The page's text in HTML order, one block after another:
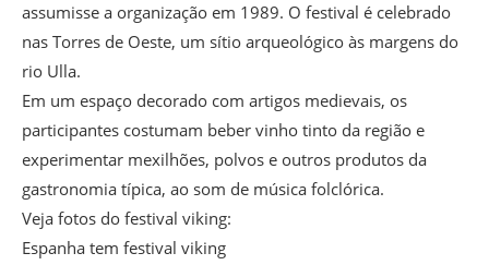
assumisse a organização em 1989. O festival é celebrado
nas Torres de Oeste, um sítio arqueológico às margens do
rio Ulla.
Em um espaço decorado com artigos medievais, os
participantes costumam beber vinho tinto da região e
experimentar mexilhões, polvos e outros produtos da
gastronomia típica, ao som de música folclórica.
Veja fotos do festival viking:
Espanha tem festival viking